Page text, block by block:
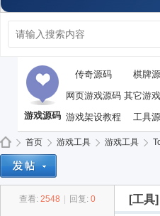
游戏源码
传奇源码
棋牌
网页游戏源码 其它游
游戏架设教程
工具
首页
›
游戏工具
›
游戏工具
›
查看: 2548 回复: 0 [工具]